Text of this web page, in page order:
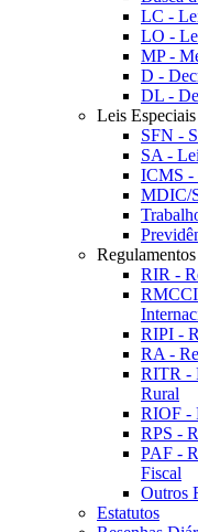
LC -
LO -
MP -
D -
DL -
Leis Especiais
SFN -
SA -
ICMS -
MDIC/
Regulamentos
RIR -
RMCCI
RIPI -
RA -
RITR -
Rural
RIOF -
RPS -
PAF -
Fiscal
Outros
Estatutos